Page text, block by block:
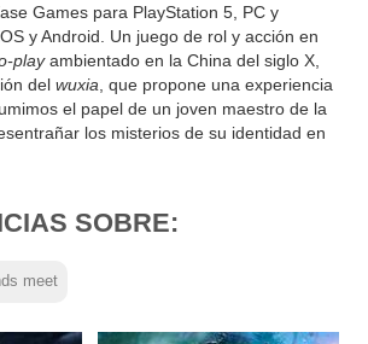
Games para PlayStation 5, PC y
y Android. Un juego de rol y acción en
playambientado en la China del siglo X,
delwuxia, que propone una experiencia
el papel de un joven maestro de la
los misterios de su identidad en
SOBRE:
meet